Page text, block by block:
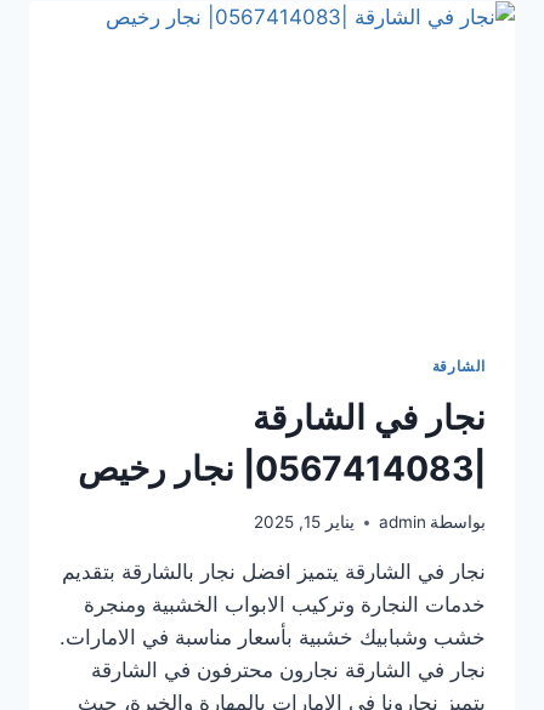
الشارقة
نجار في الشارقة
بواسطة admin يناير 15, 2025
نجار في الشارقة يتميز افضل نجار بالشارقة بتقديم
خدمات النجارة وتركيب الابواب الخشبية ومنجرة
خشب وشبابيك خشبية بأسعار مناسبة في الامارات.
نجار في الشارقة نجارون محترفون في الشارقة
يتميز نجارونا في الإمارات بالمهارة والخبرة، حيث